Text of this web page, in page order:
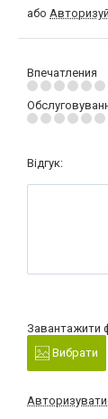
або
Впечатления
Відгук:
Завантажити
Вибрати